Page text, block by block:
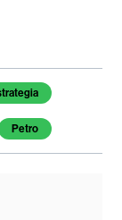
Petro